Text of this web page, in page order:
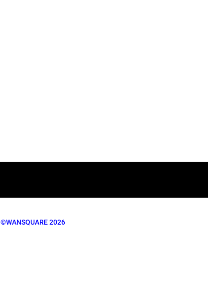
©WANSQUARE 2026